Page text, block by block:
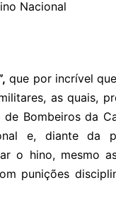
Nacional
que por incrível
as quais,
Bombeiros da
e, diante da
o hino, mesmo
punições